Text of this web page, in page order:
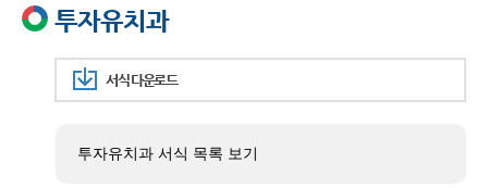
투자유치과
서식 다운로드
투자유치과 서식 목록 보기